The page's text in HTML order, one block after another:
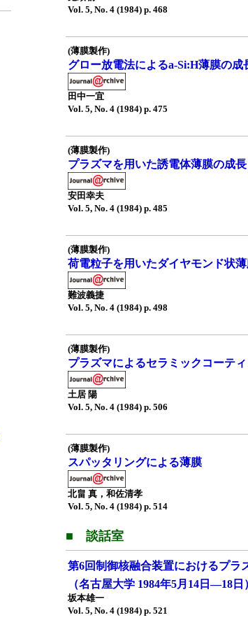
Vol. 5, No. 4 (1984) p. 468
(薄膜製作)
グロー放電法によるa-Si:H薄膜の成
田中一宜
Vol. 5, No. 4 (1984) p. 475
(薄膜製作)
プラズマを用いた誘電体薄膜の成長
安田幸夫
Vol. 5, No. 4 (1984) p. 485
(薄膜製作)
荷電粒子を用いたダイヤモンド状
難波義捷
Vol. 5, No. 4 (1984) p. 498
(薄膜製作)
プラズマによるセラミックコーテ
土居 陽
Vol. 5, No. 4 (1984) p. 506
(薄膜製作)
スパッタリングによる薄膜
北畠 真，和佐清孝
Vol. 5, No. 4 (1984) p. 514
■ 談話室
第6回制御核融合装置におけるプラ
（名古屋大学 1984年5月14日—18日
坂本雄一
Vol. 5, No. 4 (1984) p. 521